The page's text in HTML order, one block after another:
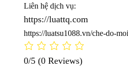
Liên hệ dịch vụ:
https://luattq.com
https://luatsu1088.vn/che-do-
0/5 (0 Reviews)